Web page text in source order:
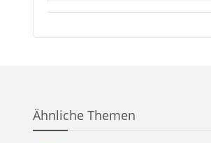
Ähnliche Themen